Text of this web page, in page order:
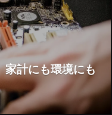
家計にも環境にも